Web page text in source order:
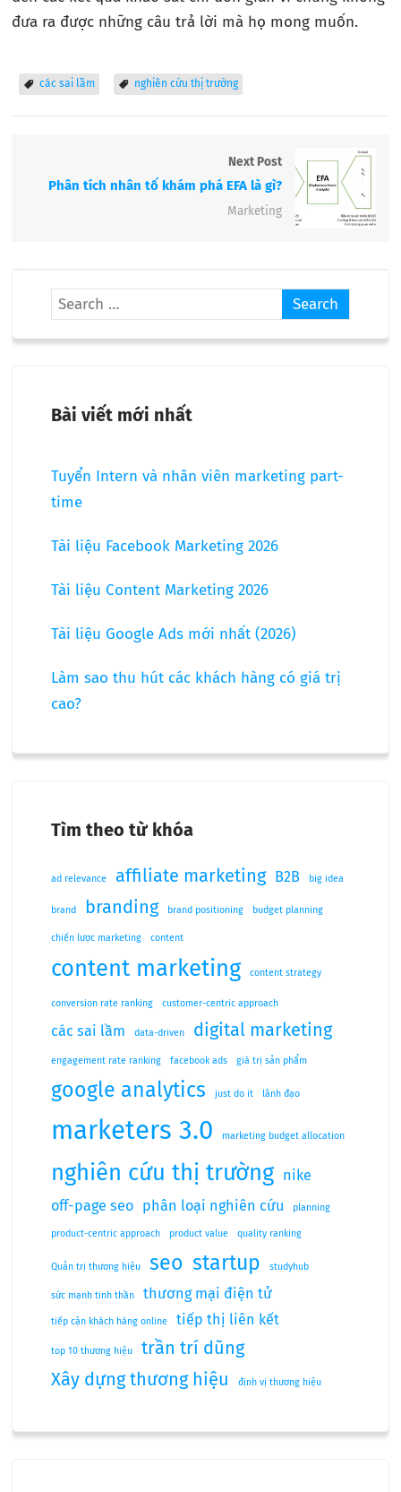
đưa ra được những câu trả lời mà họ mong muốn.
các sai lầm nghiên cứu thị trường
Next Post
Phân tích nhân tố khám phá EFA là gì?
Marketing
Bài viết mới nhất
Tuyển Intern và nhân viên marketing part-
time
Tài liệu Facebook Marketing 2026
Tài liệu Content Marketing 2026
Tài liệu Google Ads mới nhất (2026)
Làm sao thu hút các khách hàng có giá trị
cao?
Tìm theo từ khóa
ad relevance affiliate marketing B2B big idea
brand branding brand positioning budget planning
chiến lược marketing content
content marketing content strategy
conversion rate ranking customer-centric approach
các sai lầm data-driven digital marketing
engagement rate ranking facebook ads giá trị sản phẩm
google analytics just do it lãnh đạo
marketers 3.0 marketing budget allocation
nghiên cứu thị trường
nike
off-page seo
phân loại nghiên cứu planning
product-centric approach product value quality ranking
Quản trị thương hiệu seo startup studyhub
sức mạnh tinh thần thương mại điện tử
tiếp cận khách hàng online tiếp thị liên kết
top 10 thương hiệu
trần trí dũng
Xây dựng thương hiệu
định vị thương hiệu